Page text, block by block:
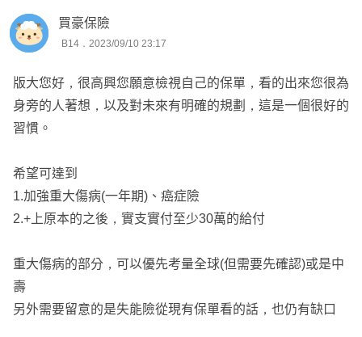
636276a18f6
LEGOAE：終身醫療，最低保額300出單。
MAJIEA：重大傷病，保障範圍共300多項。
MAJISA：實支實付，副本理賠、住院手術/雜費分別計算、
日。
MAJIQA：併發症有理賠。
MAJIXA：一次金(10%、20%、100%)。
ML：意外險日額。
MT：意外險實支，非保證續保、需正本理賠。
買豪保險
B14．2023/09/10 23:17
版大您好，很高興您願意檢視自己的保單，看的出來您很為
身旁的人著想，以及對未來有明確的規劃，這是一個很好的
習慣。
希望可達到
1.加強重大傷病(一年期)、癌症險
2.+上原本的之後，實支實付至少30萬的給付
重大傷病的部分，可以優先考量全球(但需要先確認)或是中
壽
另外需要留意的是失能險從現有保單看的話，也仍有缺口